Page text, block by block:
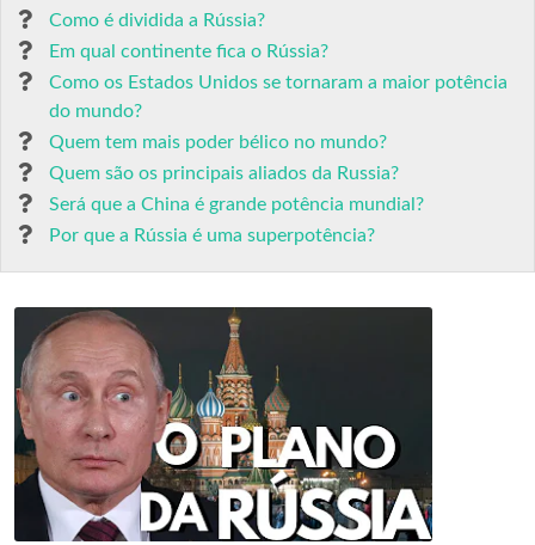
Como é dividida a Rússia?
Em qual continente fica o Rússia?
Como os Estados Unidos se tornaram a maior potência
do mundo?
Quem tem mais poder bélico no mundo?
Quem são os principais aliados da Russia?
Será que a China é grande potência mundial?
Por que a Rússia é uma superpotência?